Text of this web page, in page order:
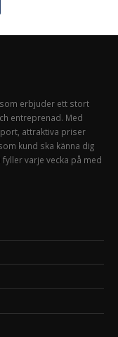
erbjuder ett stort
entreprenad. Med
attraktiva priser
kund ska känna dig
varje vecka på med